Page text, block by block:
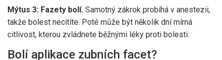
Mýtus 3: Fazety bolí. Samotný zákrok probíhá v anestezii,
takže bolest necítíte. Poté může být několik dní mírná
citlivost, kterou zvládnete běžnými léky proti bolesti.
Bolí aplikace zubních facet?